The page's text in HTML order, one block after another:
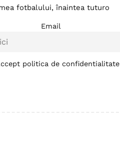
fotbalului, înaintea tuturo
Email
politica de confidentialitate